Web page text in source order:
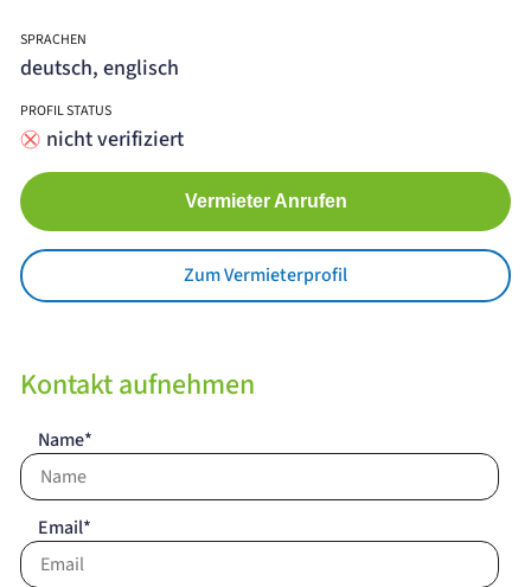
SPRACHEN
deutsch, englisch
nicht verifiziert
PROFIL STATUS
Vermieter Anrufen
Zum Vermieterprofil
Kontakt aufnehmen
Name*
Email*